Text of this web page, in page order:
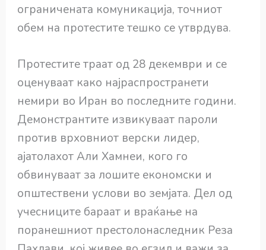
ограничената комуникација, точниот
обем на протестите тешко се утврдува.
Протестите траат од 28 декември и се
оценуваат како најраспространети
немири во Иран во последните години.
Демонстрантите извикуваат пароли
против врховниот верски лидер,
ајатолахот Али Хамнеи, кого го
обвинуваат за лошите економски и
општествени услови во земјата. Дел од
учесниците бараат и враќање на
поранешниот престолонаследник Реза